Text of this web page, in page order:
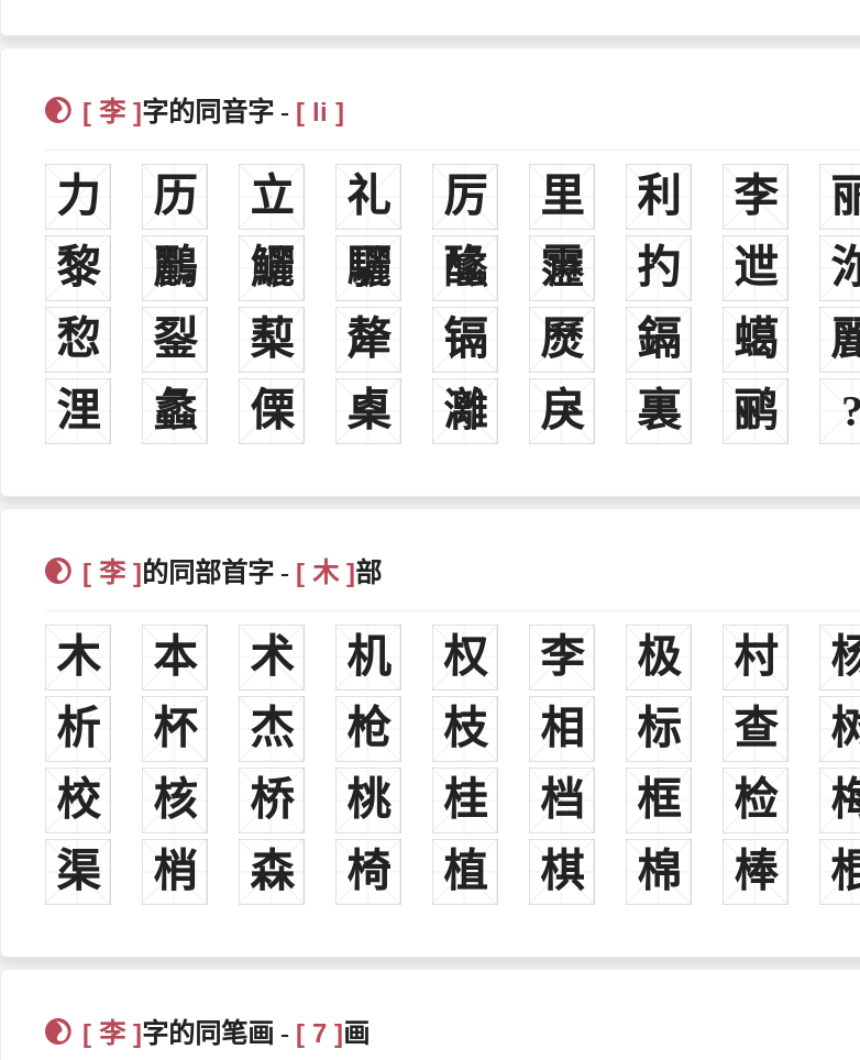
其他：
李姓古代名人
李冰战国时期，战国时期秦国著名水利工程专家。曾主持修建都江堰水利工程。
李悝战国初期，法家始祖，战国初期魏国著名政治家。所著《法经》在中国古代法律史上有非常重要的地位。
李牧战国，战国时期赵国人，战国末年著名军事家。战国四大名将之一。
李斯战国，战国时上蔡人，秦朝丞相。著名政治家，书法家，文学家，故有“千古一相”之名。
李信战国，战国时代秦国著名将军。
李陵字少卿，陇西成纪人，名将李广之孙。著名西汉将领，后战败投降匈奴。
李广利汉朝，汉朝将领。
李密西晋，西晋文学家。所著《陈情表》以侍亲孝顺之心感人肺腑，千百年来一直被人们广为传诵，影响深远。
李暠十六国时期西凉政权建立者，陇西成纪人。政治家，文学家。曾著有《述志赋》、《槐树赋》、《大酒容赋》等
李歆十六国，十六国时期西凉皇帝
李恂陇西成纪人，西凉武昭王李暠之子，西凉后主李歆的弟弟，十六国时期西凉君主。
李雄十六国，十六国时期成汉建立者。
李班十六国，字世文，成汉武帝李雄的侄子，李雄之兄李荡第四子，十六国时期成汉国君主。
李期十六国，字世运，成汉武帝李雄第四子，十六国时期成汉皇帝。
李寿十六国，字武考，李特之弟李骧的儿子，十六国时期成汉皇帝，338年―343年在位。
李势十六国，字子仁，成汉昭文帝李寿长子，十六国时期成汉最后一位皇帝，343年―347年在位。
李宝北魏，北魏镇北将军，字怀素，小字衍孙，陇西狄道人，西凉武昭王李暠之子李翻的儿子。
李安世北魏，赵郡人，政治家，上疏建议实行均田制。
[ 李 ]字的同音字 - [ li ]
力 历 立 礼 厉 里 利 李
黎
鸝 鱺 驪 䤙 靋 扚 迣
㥎
銐 䔧 犛 镉 㷴 鎘 䗶
浬
蠡 傈 㮚 灕 戾 裏 鹂 ?
[ 李 ]的同部首字 - [ 木 ]部
木 本 术 机 权 李 极 村
析
杯 杰 枪 枝 相 标 查
校
核 桥 桃 桂 档 框 检
渠
梢 森 椅 植 棋 棉 棒
[ 李 ]字的同笔画 - [ 7 ]画